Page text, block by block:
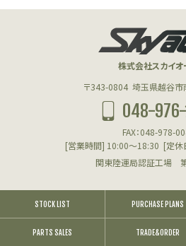
HUMMER H1
ハマーH1用パ
フューエル
クーリング
ハブリダクション
ステアリング
株式会社スカイオ
〒343-0804 埼玉県越谷市
048-
FAX：048-978-
[営業時間] 10:00～18:30 [定休
関東陸運局認証工場
STOCK LIST PURCHASE PLANS
PARTS SALES TRADE&ORDER